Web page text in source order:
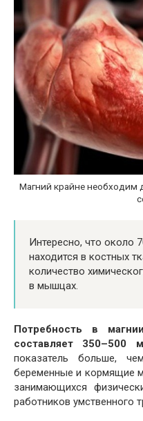
Магний крайне необходим
Интересно, что около
находится в костных
количество
в мышцах.
Потребность в
составляет 350–500
показатель больше,
беременные и кормящие
занимающихся
работников умственного